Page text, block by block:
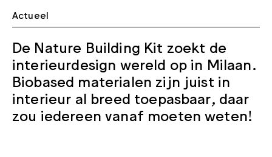
Actueel
De Nature Building Kit zoekt de
interieurdesign wereld op in Milaan.
Biobased materialen zijn juist in
interieur al breed toepasbaar, daar
zou iedereen vanaf moeten weten!